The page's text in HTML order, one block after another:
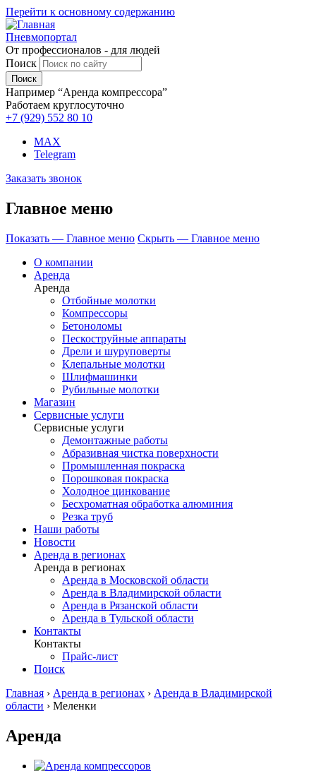
Перейти к основному содержанию
Пневмопортал
От профессионалов - для людей
Поиск
Например “Аренда компрессора”
Работаем круглосуточно
+7 (929) 552 80 10
MAX
Telegram
Заказать звонок
Главное меню
Показать — Главное меню Скрыть — Главное меню
О компании
Аренда
Аренда
Отбойные молотки
Компрессоры
Бетоноломы
Пескоструйные аппараты
Дрели и шуруповерты
Клепальные молотки
Шлифмашинки
Рубильные молотки
Магазин
Сервисные услуги
Сервисные услуги
Демонтажные работы
Абразивная чистка поверхности
Промышленная покраска
Порошковая покраска
Холодное цинкование
Бесхроматная обработка алюминия
Резка труб
Наши работы
Новости
Аренда в регионах
Аренда в регионах
Аренда в Московской области
Аренда в Владимирской области
Аренда в Рязанской области
Аренда в Тульской области
Контакты
Контакты
Прайс-лист
Поиск
Главная › Аренда в регионах › Аренда в Владимирской
области › Меленки
Аренда